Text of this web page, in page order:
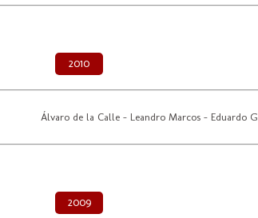
2010
Álvaro de la Calle - Leandro Marcos - Eduardo
2009